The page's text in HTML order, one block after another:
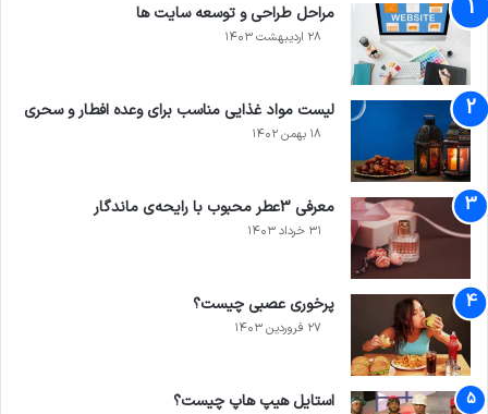
مراحل طراحی و توسعه سایت‌ ها
۲۸ اردیبهشت ۱۴۰۳
لیست مواد غذایی مناسب برای وعده افطار و سحری
۱۸ بهمن ۱۴۰۲
معرفی 3عطر محبوب با رایحه‌ی ماندگار
۳۱ خرداد ۱۴۰۳
پرخوری عصبی چیست؟
۲۷ فروردین ۱۴۰۳
استایل هیپ هاپ چیست؟